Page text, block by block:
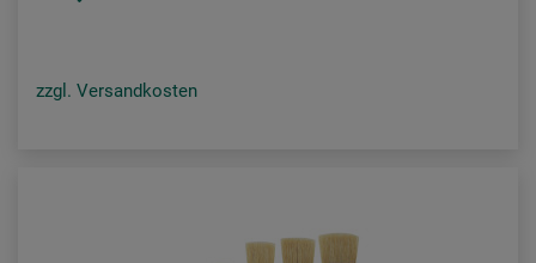
zzgl. Versandkosten